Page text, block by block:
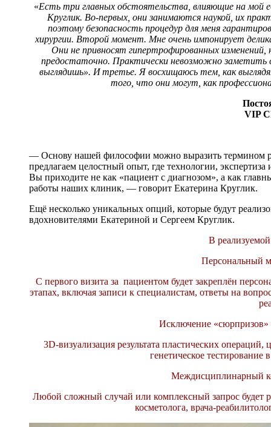
«Есть три главных обстоятельства, влияющие на мой
Круглик. Во-первых, они занимаются наукой, их
поэтому безопасность процедур для меня
хирургии. Второй момент. Мне очень импонирует
Они не привносят гипертрофированных
предостаточно. Практически невозможно заметить
выглядишь». И третье. Я восхищаюсь тем, как
того, что они могут, как
VIP
— Основу нашей философии можно выразить термином
предлагаем целостный опыт, где технологии,
Вы приходите не как «пациент с диагнозом», а как
работы наших клиник, — говорит Екатерина Круглик.
Ещё несколько уникальных опций, которые будут
вдохновителями Екатериной и Сергеем Круглик.
В
Персональный
С первого визита за пациентом будет закреплён
этапах, включая записи к специалистам, ответы на
Исключение
3D-визуализация результата пластических
генетическое
Междисциплинарный
Любой сложный случай или комплексный запрос будет
косметолога, врача-